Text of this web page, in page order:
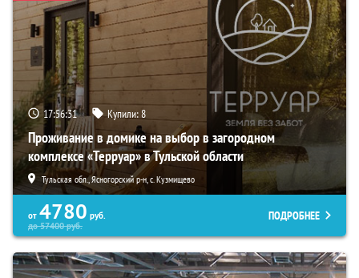
17:56:30 Купили:8
Проживание в домике на выбор в загородном
комплексе «Терруар» в Тульской области
Тульская обл., Ясногорский р-н, с. Кузмищево
от 4780 руб.
до57400руб.
ПОДРОБНЕЕ